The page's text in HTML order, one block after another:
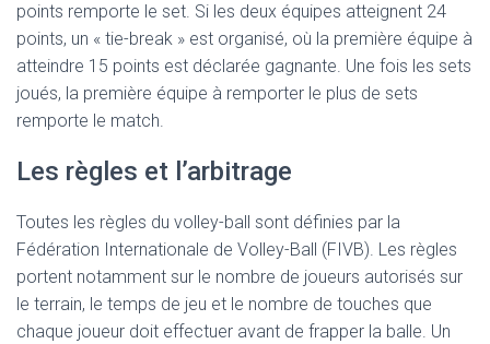
points remporte le set. Si les deux équipes atteignent 24
points, un « tie-break » est organisé, où la première équipe à
atteindre 15 points est déclarée gagnante. Une fois les sets
joués, la première équipe à remporter le plus de sets
remporte le match.
Les règles et l’arbitrage
Toutes les règles du volley-ball sont définies par la
Fédération Internationale de Volley-Ball (FIVB). Les règles
portent notamment sur le nombre de joueurs autorisés sur
le terrain, le temps de jeu et le nombre de touches que
chaque joueur doit effectuer avant de frapper la balle. Un